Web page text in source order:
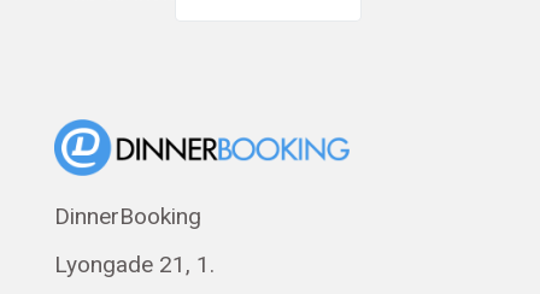
Eesti
Svenska
Français
DinnerBooking
Lyongade 21, 1.